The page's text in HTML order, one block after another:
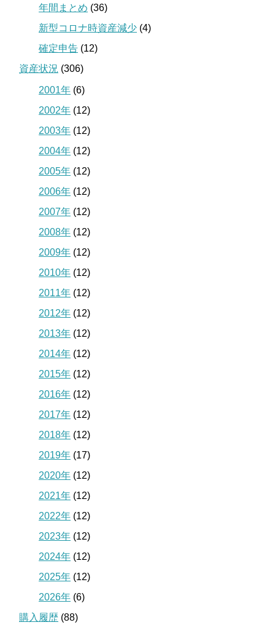
年間まとめ (36)
新型コロナ時資産減少 (4)
確定申告 (12)
資産状況 (306)
2001年 (6)
2002年 (12)
2003年 (12)
2004年 (12)
2005年 (12)
2006年 (12)
2007年 (12)
2008年 (12)
2009年 (12)
2010年 (12)
2011年 (12)
2012年 (12)
2013年 (12)
2014年 (12)
2015年 (12)
2016年 (12)
2017年 (12)
2018年 (12)
2019年 (17)
2020年 (12)
2021年 (12)
2022年 (12)
2023年 (12)
2024年 (12)
2025年 (12)
2026年 (6)
購入履歴 (88)